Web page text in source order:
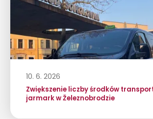
10. 6. 2026
Zwiększenie liczby środków
jarmark w Železnobrodzie